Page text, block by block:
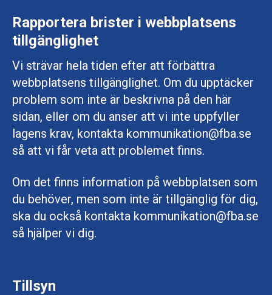
Rapportera brister i webbplatsens
tillgänglighet
Vi strävar hela tiden efter att förbättra
webbplatsens tillgänglighet. Om du upptäcker
problem som inte är beskrivna på den här
sidan, eller om du anser att vi inte uppfyller
lagens krav, kontakta kommunikation@fba.se
så att vi får veta att problemet finns.
Om det finns information på webbplatsen som
du behöver, men som inte är tillgänglig för dig,
ska du också kontakta kommunikation@fba.se
så hjälper vi dig.
Tillsyn